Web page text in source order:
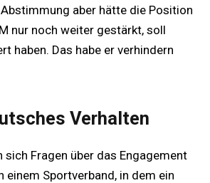
aber hätte die Position
nur noch weiter gestärkt, soll
haben. Das habe er verhindern
Verhalten
sich Fragen über das Engagement
einem Sportverband, in dem ein